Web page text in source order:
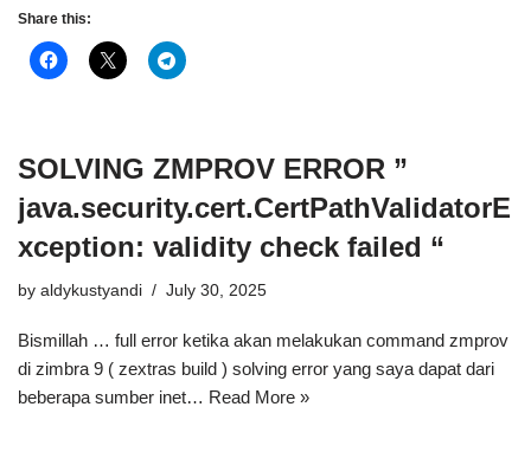
Share this:
SOLVING ZMPROV ERROR ”
java.security.cert.CertPathValidatorE
xception: validity check failed “
by aldykustyandi July 30, 2025
Bismillah … full error ketika akan melakukan command zmprov
di zimbra 9 ( zextras build ) solving error yang saya dapat dari
beberapa sumber inet… Read More »